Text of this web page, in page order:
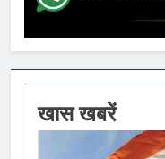
खास खबरें